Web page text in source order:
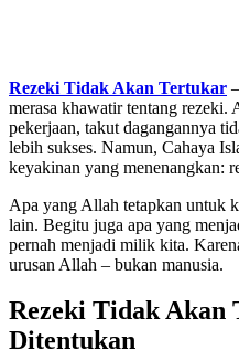
Rezeki Tidak Akan Tertukar
merasa khawatir tentang rezeki.
pekerjaan, takut dagangannya
lebih sukses. Namun, Cahaya
keyakinan yang menenangkan:
Apa yang Allah tetapkan untuk
lain. Begitu juga apa yang
pernah menjadi milik kita.
urusan Allah – bukan manusia.
Rezeki Tidak Akan
Ditentukan